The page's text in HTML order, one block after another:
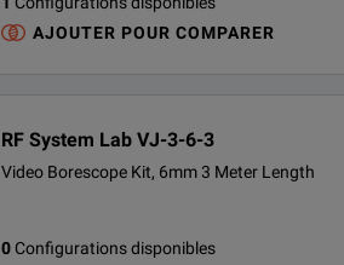
AJOUTER POUR COMPARER
RF System Lab VJ-3-6-3
Video Borescope Kit, 6mm 3 Meter Length
0 Configurations disponibles